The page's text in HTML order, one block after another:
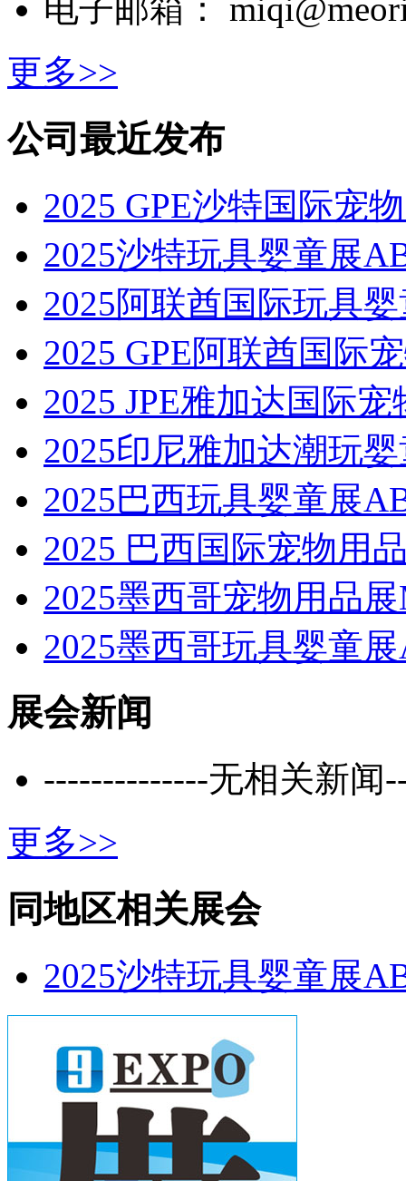
电子邮箱：
更多>>
公司最近发布
2025 GPE沙特国际宠
2025沙特玩具婴童展
2025阿联酋国际玩具
2025 GPE阿联酋国际
2025 JPE雅加达国际宠
2025印尼雅加达潮玩
2025巴西玩具婴童展
2025 巴西国际宠物用
2025墨西哥宠物用品
2025墨西哥玩具婴童
展会新闻
--------------无相关新闻
更多>>
同地区相关展会
2025沙特玩具婴童展